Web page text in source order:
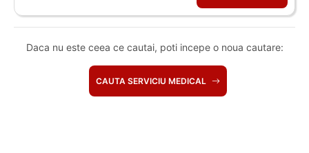
Daca nu este ceea ce cautai, poti incepe o noua cautare:
CAUTA SERVICIU MEDICAL